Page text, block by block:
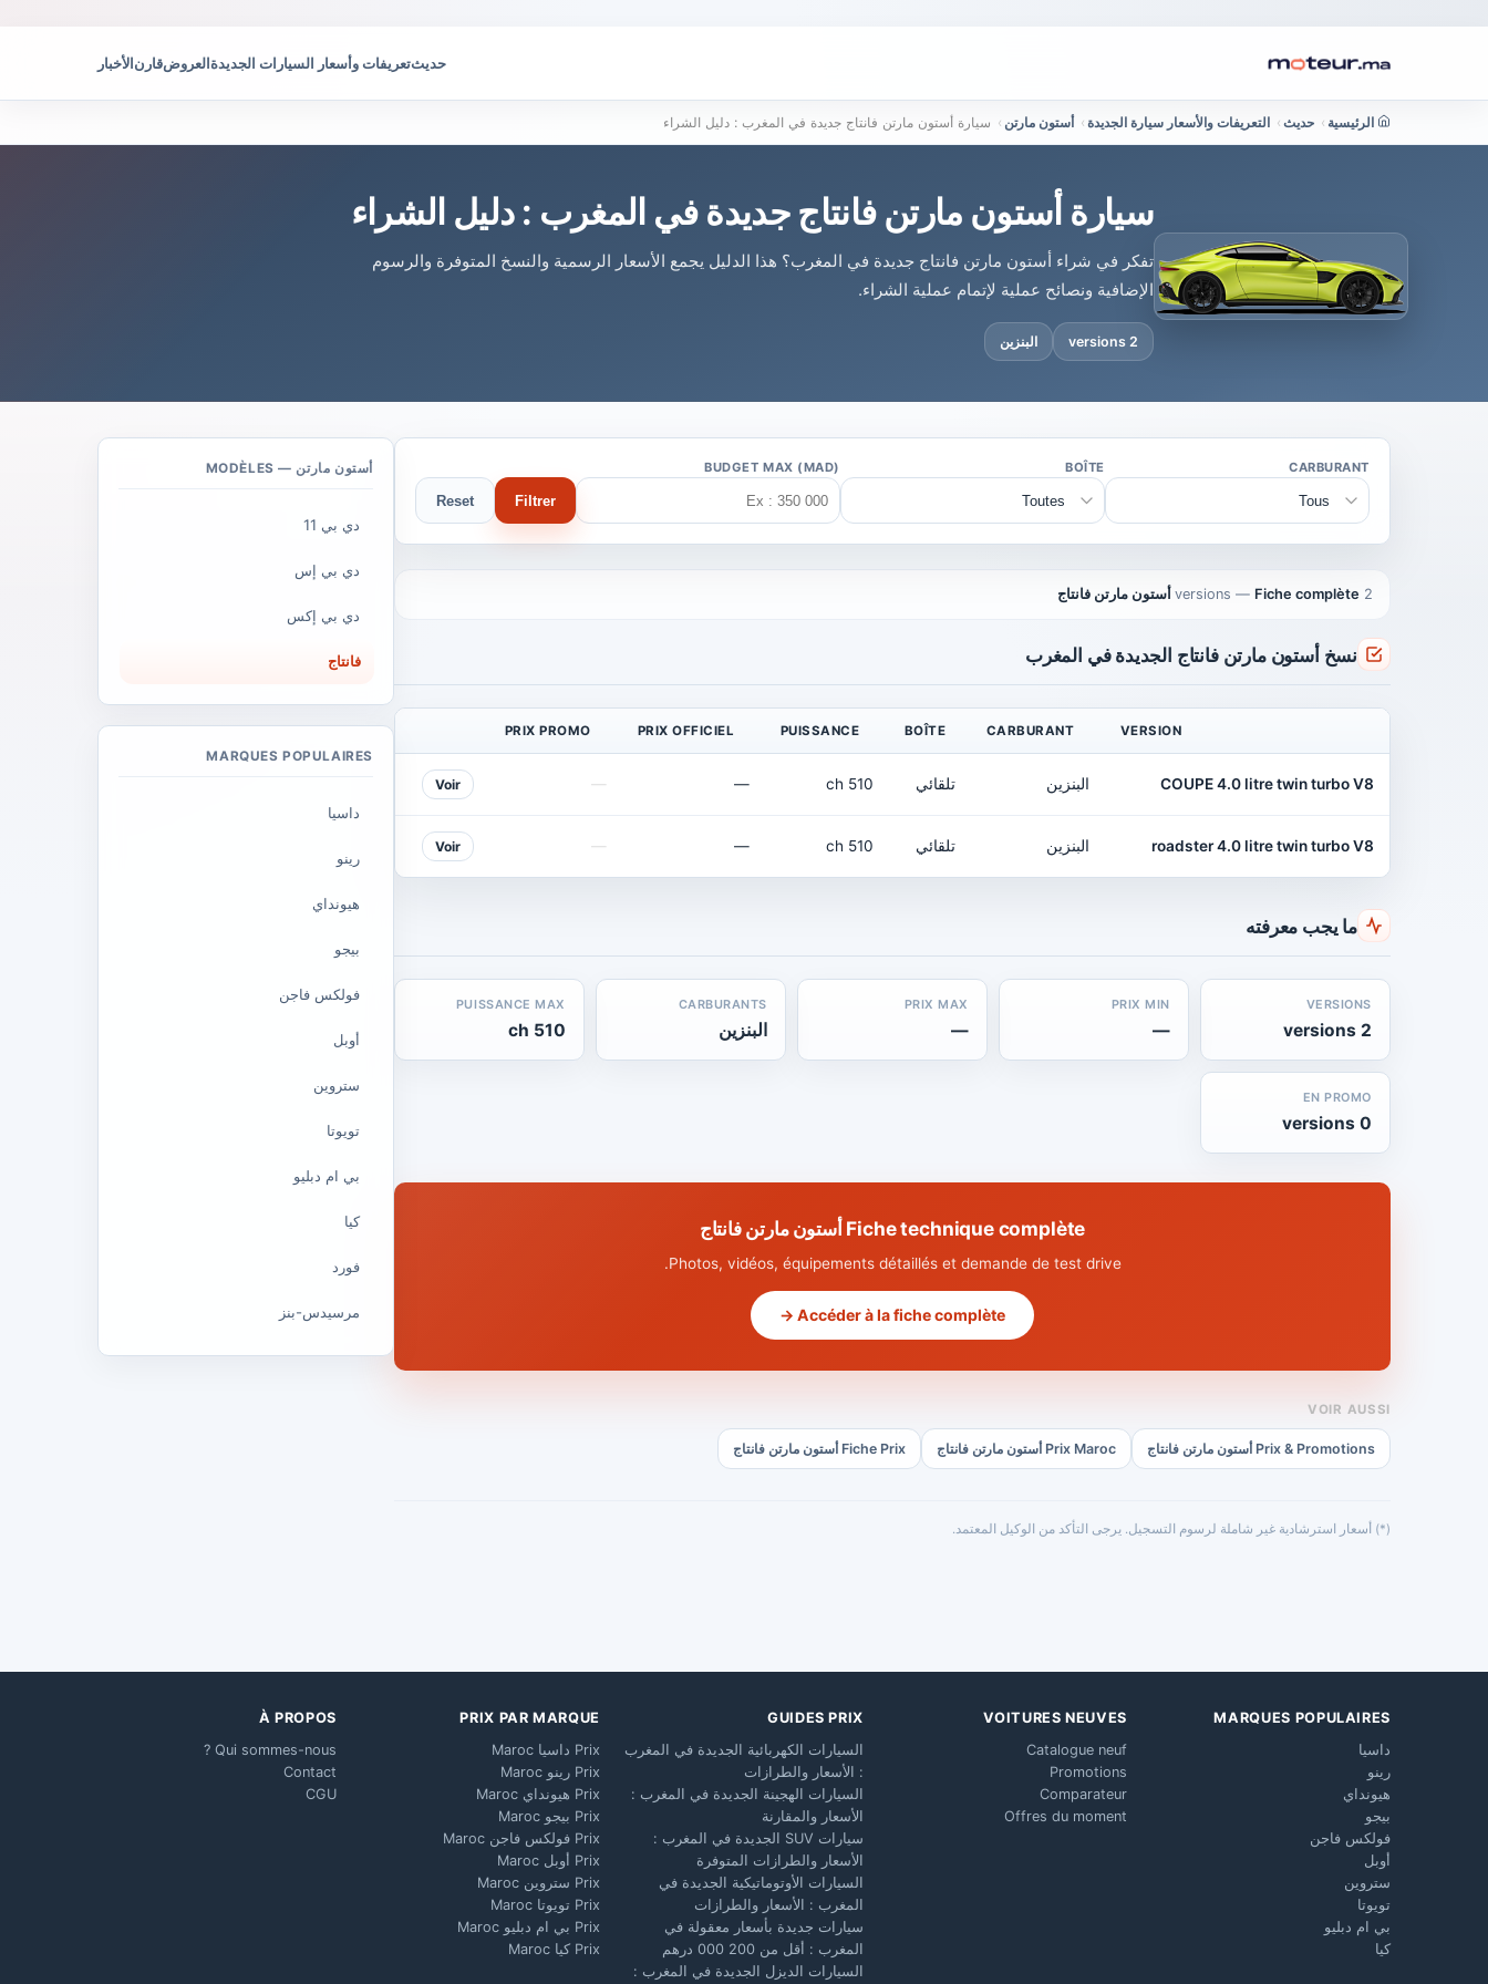
حديثتعريفات وأسعار السيارات الجديدةالعروضقارنالأخبار
الرئيسية › حديث › التعريفات والأسعار سيارة الجديدة › أستون مارتن › سيارة أستون مارتن فانتاج جديدة في المغرب : دليل الشراء
سيارة أستون مارتن فانتاج جديدة في المغرب : دليل الشراء
تفكر في شراء أستون مارتن فانتاج جديدة في المغرب؟ هذا الدليل يجمع الأسعار الرسمية والنسخ المتوفرة والرسوم
الإضافية ونصائح عملية لإتمام عملية الشراء.
2 versions البنزين
CARBURANT
BOÎTE
BUDGET MAX (MAD)
Filtrer
Reset
2 versions
— Fiche complète أستون مارتن فانتاج
نسخ أستون مارتن فانتاج الجديدة في المغرب
VERSION
CARBURANT
BOÎTE
PUISSANCE
PRIX OFFICIEL
PRIX PROMO
COUPE 4.0 litre twin turbo V8 البنزين تلقائي 510 ch
—
—
Voir
roadster 4.0 litre twin turbo V8 البنزين تلقائي 510 ch
—
—
Voir
ما يجب معرفته
VERSIONS
2 versions
PRIX MIN
—
PRIX MAX
—
CARBURANTS
البنزين
PUISSANCE MAX
510 ch
EN PROMO
0 versions
Fiche technique complète أستون مارتن فانتاج
Photos, vidéos, équipements détaillés et demande de test drive.
Accéder à la fiche complète →
VOIR AUSSI
Prix & Promotions أستون مارتن فانتاج Prix Maroc أستون مارتن فانتاج Fiche Prix أستون مارتن فانتاج
(*) أسعار استرشادية غير شاملة لرسوم التسجيل. يرجى التأكد من الوكيل المعتمد.
أستون مارتن — MODÈLES
دي بي 11
دي بي إس
دي بي إكس
فانتاج
MARQUES POPULAIRES
داسيا
رينو
هيونداي
بيجو
فولكس فاجن
أوبل
ستروين
تويوتا
بي ام دبليو
كيا
فورد
مرسيدس-بنز
MARQUES POPULAIRES
داسيا
رينو
هيونداي
بيجو
فولكس فاجن
أوبل
ستروين
تويوتا
بي ام دبليو
كيا
VOITURES NEUVES
Catalogue neuf
Promotions
Comparateur
Offres du moment
GUIDES PRIX
السيارات الكهربائية الجديدة في المغرب
: الأسعار والطرازات
السيارات الهجينة الجديدة في المغرب :
الأسعار والمقارنة
سيارات SUV الجديدة في المغرب :
الأسعار والطرازات المتوفرة
السيارات الأوتوماتيكية الجديدة في
المغرب : الأسعار والطرازات
سيارات جديدة بأسعار معقولة في
المغرب : أقل من 200 000 درهم
السيارات الديزل الجديدة في المغرب :
PRIX PAR MARQUE
Prix داسيا Maroc
Prix رينو Maroc
Prix هيونداي Maroc
Prix بيجو Maroc
Prix فولكس فاجن Maroc
Prix أوبل Maroc
Prix ستروين Maroc
Prix تويوتا Maroc
Prix بي ام دبليو Maroc
Prix كيا Maroc
À PROPOS
Qui sommes-nous ?
Contact
CGU